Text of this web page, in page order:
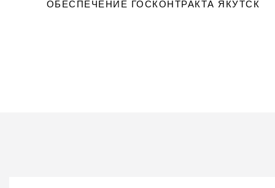
ОБЕСПЕЧЕНИЕ ГОСКОНТРАКТА ЯКУТСК